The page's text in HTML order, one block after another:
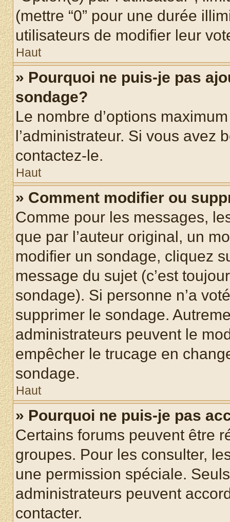
(mettre “0” pour une durée
utilisateurs de modifier leur
Haut
» Pourquoi ne puis-je pas
sondage?
Le nombre d’options
l’administrateur. Si vous avez
contactez-le.
Haut
» Comment modifier ou
Comme pour les messages,
que par l’auteur original, un
modifier un sondage, cliquez
message du sujet (c’est
sondage). Si personne n’a
supprimer le sondage.
administrateurs peuvent le
empêcher le trucage en
sondage.
Haut
» Pourquoi ne puis-je pas
Certains forums peuvent être
groupes. Pour les consulter,
une permission spéciale.
administrateurs peuvent
contacter.